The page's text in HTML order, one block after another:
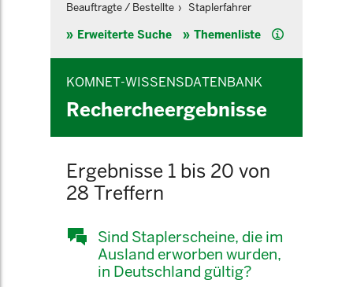
Beauftragte / Bestellte
Staplerfahrer
Erweiterte Suche Themenliste Hilfe
KOMNET-WISSENSDATENBANK
Rechercheergebnisse
Ergebnisse 1 bis 20 von
28 Treffern
Sind Staplerscheine, die im
Ausland erworben wurden,
in Deutschland gültig?